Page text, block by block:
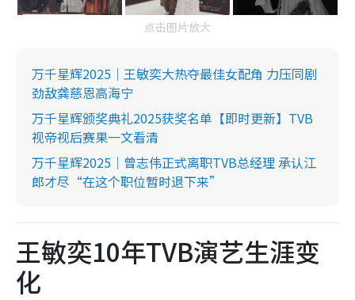
点击图片放大
万千星辉2025｜王敏奕大热夺最佳女配角 力压同剧
劲敌龚慈恩高海宁
万千星辉颁奖典礼2025获奖名单【即时更新】TVB
视帝视后赛果一文看清
万千星辉2025｜曾志伟正式离职TVB总经理 承认江
郎才尽“在这个职位暂时退下来”
王敏奕10年TVB演艺生涯变
化